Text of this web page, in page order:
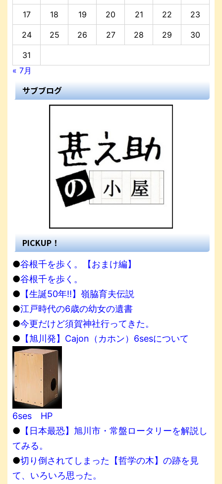
17 18 19 20 21 22 23
24 25 26 27 28 29 30
31
« 7月
サブブログ
PICKUP！
●谷根千を歩く。【おまけ編】
●谷根千を歩く。
● 【生誕50年!!】嶺脇育夫伝説
●江戸時代の6歳の幼女の遺書
●今更だけど須賀神社行ってきた。
● 【旭川発】Cajon（カホン）6sesについて
6ses HP
● 【日本最恐】旭川市・常盤ロータリーを解説し
てみる。
●切り倒されてしまった【哲学の木】の跡を見
て、いろいろ思った。